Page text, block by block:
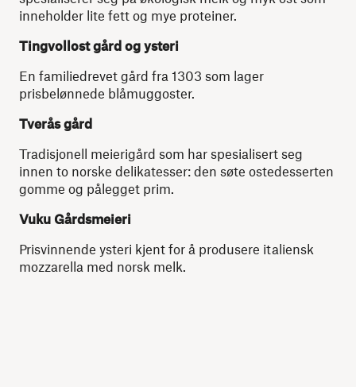
inneholder lite fett og mye proteiner.
Tingvollost gård og ysteri
En familiedrevet gård fra 1303 som lager
prisbelønnede blåmuggoster.
Tverås gård
Tradisjonell meierigård som har spesialisert seg
innen to norske delikatesser: den søte ostedesserten
gomme og pålegget prim.
Vuku Gårdsmeieri
Prisvinnende ysteri kjent for å produsere italiensk
mozzarella med norsk melk.